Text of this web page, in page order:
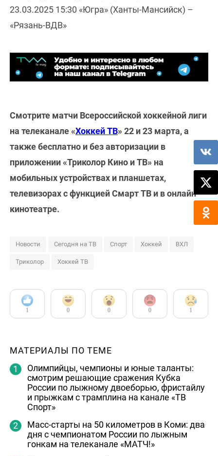
23.03.2025 15:30 «Югра» (Ханты-Мансийск) –
«Рязань-ВДВ»
Смотрите матчи Всероссийской хоккейной лиги
на телеканале «Хоккей ТВ» 22 и 23 марта, а
также бесплатно и без авторизации в
приложении «Триколор Кино и ТВ» на
мобильных устройствах и планшетах,
телевизорах с функцией Смарт ТВ и в онлайн-
кинотеатре.
Новости Сегодня на ТВ Спорт Хоккей ВХЛ
Триколор Хоккей ТВ
1 0 0 0 1
МАТЕРИАЛЫ ПО ТЕМЕ
Олимпийцы, чемпионы и юные таланты:
смотрим решающие сражения Кубка
России по лыжному двоеборью, фристайлу
и прыжкам с трамплина на канале «ТВ
Спорт»
Масс-старты на 50 километров в Коми: два
дня с чемпионатом России по лыжным
гонкам на телеканале «МАТЧ!»